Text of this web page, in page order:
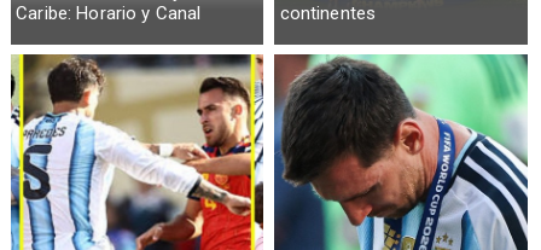
Caribe: Horario y Canal
continentes